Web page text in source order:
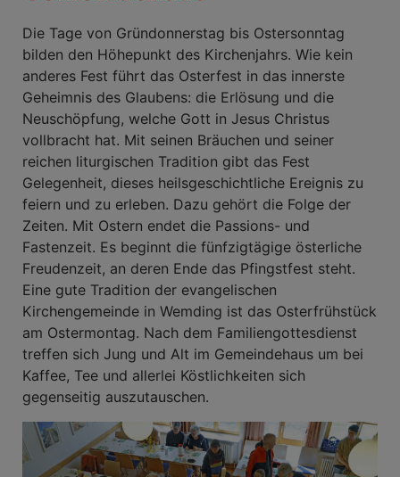
Die Tage von Gründonnerstag bis Ostersonntag
bilden den Höhepunkt des Kirchenjahrs. Wie kein
anderes Fest führt das Osterfest in das innerste
Geheimnis des Glaubens: die Erlösung und die
Neuschöpfung, welche Gott in Jesus Christus
vollbracht hat. Mit seinen Bräuchen und seiner
reichen liturgischen Tradition gibt das Fest
Gelegenheit, dieses heilsgeschichtliche Ereignis zu
feiern und zu erleben. Dazu gehört die Folge der
Zeiten. Mit Ostern endet die Passions- und
Fastenzeit. Es beginnt die fünfzigtägige österliche
Freudenzeit, an deren Ende das Pfingstfest steht.
Eine gute Tradition der evangelischen
Kirchengemeinde in Wemding ist das Osterfrühstück
am Ostermontag. Nach dem Familiengottesdienst
treffen sich Jung und Alt im Gemeindehaus um bei
Kaffee, Tee und allerlei Köstlichkeiten sich
gegenseitig auszutauschen.